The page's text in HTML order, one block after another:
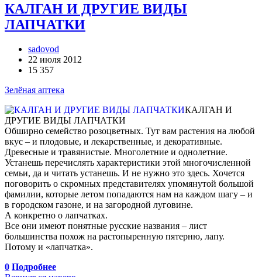
КАЛГАН И ДРУГИЕ ВИДЫ
ЛАПЧАТКИ
sadovod
22 июля 2012
15 357
Зелёная аптека
КАЛГАН И
ДРУГИЕ ВИДЫ ЛАПЧАТКИ
Обширно семейство розоцветных. Тут вам растения на любой
вкус – и плодовые, и лекарственные, и декоративные.
Древесные и травянистые. Многолетние и однолетние.
Устанешь перечислять характеристики этой многочисленной
семьи, да и читать устанешь. И не нужно это здесь. Хочется
поговорить о скромных представителях упомянутой большой
фамилии, которые летом попадаются нам на каждом шагу – и
в городском газоне, и на загородной луговине.
А конкретно о лапчатках.
Все они имеют понятные русские названия – лист
большинства похож на растопыренную пятерню, лапу.
Потому и «лапчатка».
0 Подробнее